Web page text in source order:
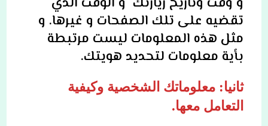
تقضيه على تلك الصفحات و غيرها. و
مثل هذه المعلومات ليست مرتبطة
بأية معلومات لتحديد هويتك.
ثانيا: معلوماتك الشخصية وكيفية
التعامل معها.